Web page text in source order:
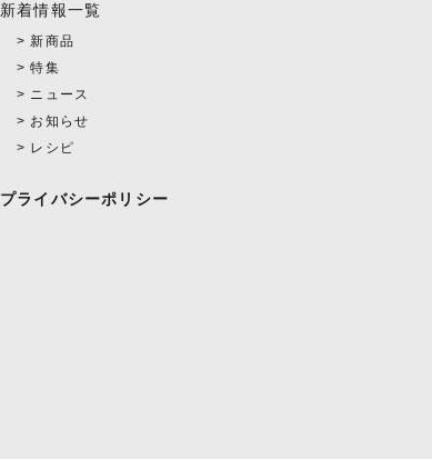
新着情報一覧
新商品
特集
ニュース
お知らせ
レシピ
プライバシーポリシー